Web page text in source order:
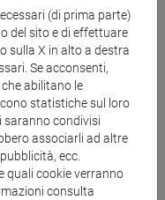
(DM270)
CINESE
(6 cfu)
(di prima parte)
del sito e di effettuare
sulla X in alto a destra
Se acconsenti,
abilitano le
statistiche sul loro
saranno condivisi
associarli ad altre
ecc.
quali cookie verranno
consulta